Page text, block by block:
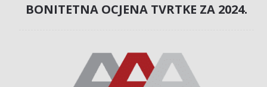
BONITETNA OCJENA TVRTKE ZA 2024.